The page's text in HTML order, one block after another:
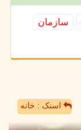
سازمان
اسنک : خانه